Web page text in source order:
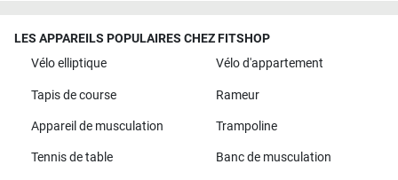
LES APPAREILS POPULAIRES CHEZ FITSHOP
Vélo elliptique
Vélo d'appartement
Tapis de course Rameur
Appareil de musculation Trampoline
Tennis de table Banc de musculation